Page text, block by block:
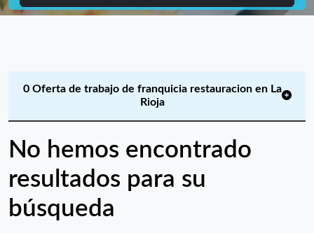
0 Oferta de trabajo de franquicia restauracion en La
Rioja
No hemos encontrado
resultados para su
búsqueda